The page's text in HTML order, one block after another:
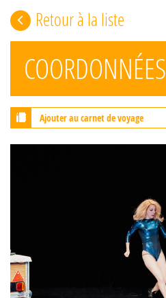
Retour à la liste
COORDONNÉES
Ajouter au carnet de voyage